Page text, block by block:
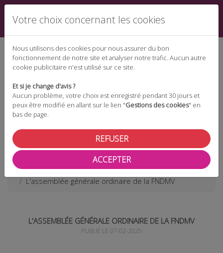
Espace téléchargement
Espace adhérent
Les actualités
L'assemblée générale ordinaire de la FNDMV
L'ASSEMBLÉE GÉNÉRALE ORDINAIRE DE LA FNDMV
PUBLIÉ LE 07-02-2025
Votre choix concernant les cookies
Nous utilisons des cookies pour nous assurer du bon
fonctionnement de notre site et analyser notre trafic. Aucun autre
cookie publicitaire n'est utilisé sur ce site.
Et si je change d'avis ?
Aucun problème, votre choix est enregistré pendant 30 jours et
peux être modifié en allant sur le lien "Gestions des cookies" en
bas de page.
REFUSER
ACCEPTER